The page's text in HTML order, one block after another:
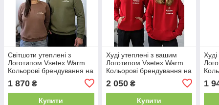
Світшоти утеплені з
Логотипом Vsetex Warm
Кольорові брендування на
25см)
1 870 ₴
Купити
Худі утеплені з вашим
Логотипом Vsetex Warm
Кольорові брендування на
25см)
2 050₴
Купити
1